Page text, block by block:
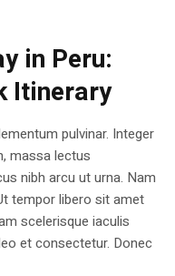
in Peru:
Itinerary
pulvinar. Integer
massa lectus
nibh arcu ut urna. Nam
tempor libero sit amet
scelerisque iaculis
et consectetur. Donec